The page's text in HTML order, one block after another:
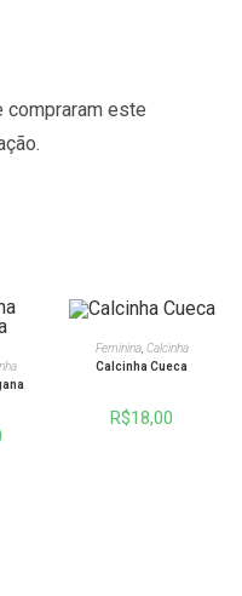
compraram este
VER OPÇÕES
Feminina, Calcinha
Calcinha Cueca
R$18,00